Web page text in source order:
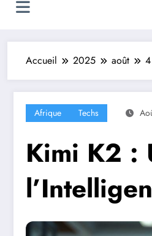
Accueil 2025 août 4
Afrique Techs
Kimi K2 :